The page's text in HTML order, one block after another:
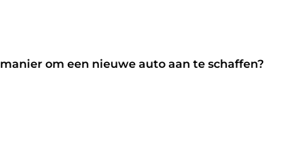
om een nieuwe auto aan te schaffen?